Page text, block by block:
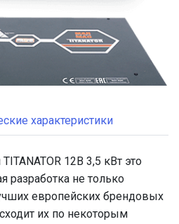
характеристики
12В 3,5 кВт это
разработка не только
европейских брендовых
их по некоторым